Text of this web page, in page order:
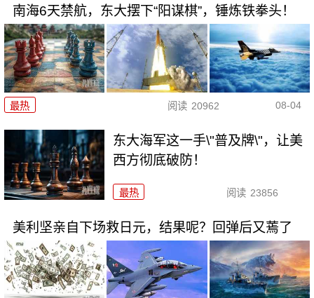
南海6天禁航，东大摆下“阳谋棋”，锤炼铁拳头！
最热 阅读 20962 08-04
东大海军这一手\"普及牌\"，让美
西方彻底破防！
最热 阅读 23856
美利坚亲自下场救日元，结果呢？回弹后又蔫了